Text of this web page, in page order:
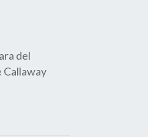
del
Callaway